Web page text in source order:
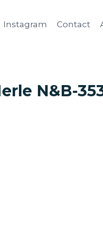
Instagram Contact
N&B-